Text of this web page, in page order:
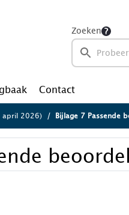
Zoeken
Contact
april 2026) Bijlage 7 Passende